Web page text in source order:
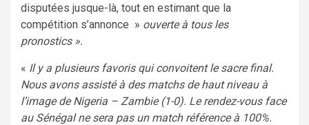
disputées jusque-là, tout en estimant que la
compétition s’annonce » ouverte à tous les
pronostics ».
« Il y a plusieurs favoris qui convoitent le sacre final.
Nous avons assisté à des matchs de haut niveau à
l’image de Nigeria – Zambie (1-0). Le rendez-vous face
au Sénégal ne sera pas un match référence à 100%.